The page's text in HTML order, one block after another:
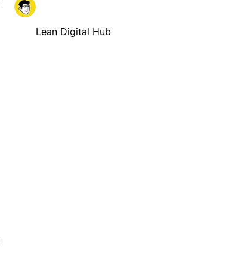
Lean Digital Hub